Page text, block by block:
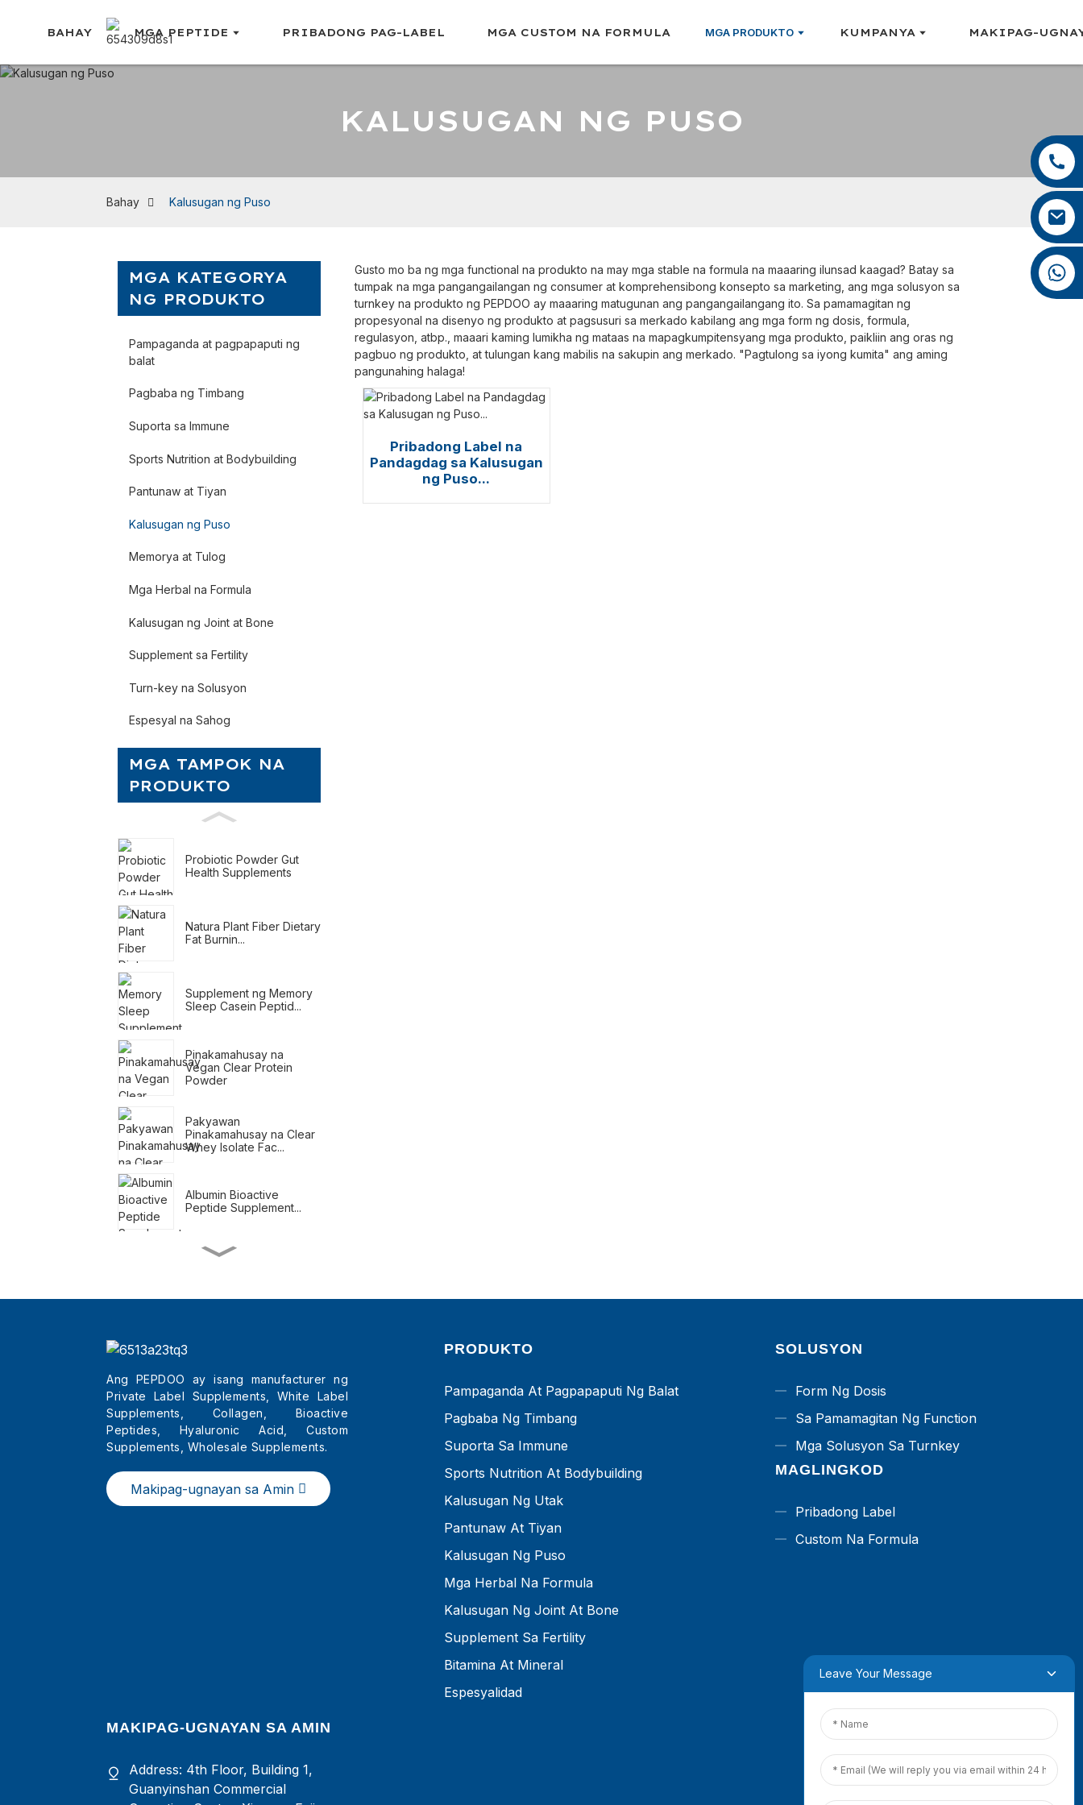
BAHAY MGA PEPTIDE PRIBADONG PAG-LABEL MGA CUSTOM NA FORMULA MGA PRODUKTO KUMPANYA MAKIPAG-
+86 0592 5599526
+86 18965423693
KALUSUGAN NG PUSO
Bahay Kalusugan ng Puso
MGA KATEGORYA
NG PRODUKTO
Pampaganda at pagpapaputi ng
balat
Pagbaba ng Timbang
Suporta sa Immune
Sports Nutrition at Bodybuilding
Pantunaw at Tiyan
Kalusugan ng Puso
Memorya at Tulog
Mga Herbal na Formula
Kalusugan ng Joint at Bone
Supplement sa Fertility
Turn-key na Solusyon
Espesyal na Sahog
MGA TAMPOK NA
PRODUKTO
Probiotic Powder Gut
Health Supplements
Natura Plant Fiber Dietary
Fat Burnin...
Supplement ng Memory
Sleep Casein Peptid...
Pinakamahusay na
Vegan Clear Protein
Powder
Pakyawan
Pinakamahusay na Clear
Whey Isolate Fac...
Albumin Bioactive
Peptide Supplement...
Mga Pang-alog na
Pagbabawas ng
Timbang
Pakyawan
Pinakamahusay na
Beauty Tripeptides Col...
Gusto mo ba ng mga functional na produkto na may mga stable na formula na maaaring ilunsad kaagad? Batay sa
tumpak na mga pangangailangan ng consumer at komprehensibong konsepto sa marketing, ang mga solusyon sa
turnkey na produkto ng PEPDOO ay maaaring matugunan ang pangangailangang ito. Sa pamamagitan ng
propesyonal na disenyo ng produkto at pagsusuri sa merkado kabilang ang mga form ng dosis, formula,
regulasyon, atbp., maaari kaming lumikha ng mataas na mapagkumpitensyang mga produkto, paikliin ang oras ng
pagbuo ng produkto, at tulungan kang mabilis na sakupin ang merkado. "Pagtulong sa iyong kumita" ang aming
pangunahing halaga!
Pribadong Label na
Pandagdag sa Kalusugan
ng Puso...
Ang PEPDOO ay isang manufacturer ng
Private Label Supplements, White Label
Supplements, Collagen, Bioactive
Peptides, Hyaluronic Acid, Custom
Supplements, Wholesale Supplements.
Makipag-ugnayan sa Amin
PRODUKTO
Pampaganda At Pagpapaputi Ng Balat
Pagbaba Ng Timbang
Suporta Sa Immune
Sports Nutrition At Bodybuilding
Kalusugan Ng Utak
Pantunaw At Tiyan
Kalusugan Ng Puso
Mga Herbal Na Formula
Kalusugan Ng Joint At Bone
Supplement Sa Fertility
Bitamina At Mineral
Espesyalidad
SOLUSYON
Form Ng Dosis
Sa Pamamagitan Ng Function
Mga Solusyon Sa Turnkey
MAGLINGKOD
Pribadong Label
Custom Na Formula
MAKIPAG-UGNAYAN SA AMIN
Address: 4th Floor, Building 1,
Guanyinshan Commercial
Leave Your Message